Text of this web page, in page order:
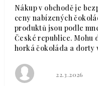
Nákup v obchodě je
ceny nabízených
produktů jsou podle
České republice. Mohu
horká čokoláda a dorty
Hodnocení
22.3.2026